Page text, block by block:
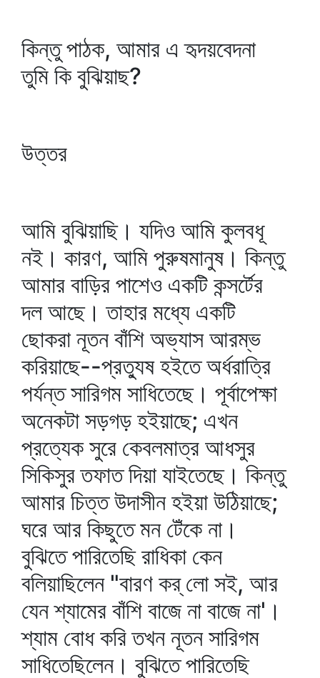
কিন্তু পাঠক, আমার এ হৃদয়বেদনা
তুমি কি বুঝিয়াছ?
উত্তর
আমি বুঝিয়াছি। যদিও আমি কুলবধূ
নই। কারণ, আমি পুরুষমানুষ। কিন্তু
আমার বাড়ির পাশেও একটি কন্সর্টের
দল আছে। তাহার মধ্যে একটি
ছোকরা নূতন বাঁশি অভ্যাস আরম্ভ
করিয়াছে--প্রত্যুষ হইতে অর্ধরাত্রি
পর্যন্ত সারিগম সাধিতেছে। পূর্বাপেক্ষা
অনেকটা সড়গড় হইয়াছে; এখন
প্রত্যেক সুরে কেবলমাত্র আধসুর
সিকিসুর তফাত দিয়া যাইতেছে। কিন্তু
আমার চিত্ত উদাসীন হইয়া উঠিয়াছে;
ঘরে আর কিছুতে মন টেঁকে না।
বুঝিতে পারিতেছি রাধিকা কেন
বলিয়াছিলেন "বারণ কর্‌ লো সই, আর
যেন শ্যামের বাঁশি বাজে না বাজে না'।
শ্যাম বোধ করি তখন নূতন সারিগম
সাধিতেছিলেন। বুঝিতে পারিতেছি